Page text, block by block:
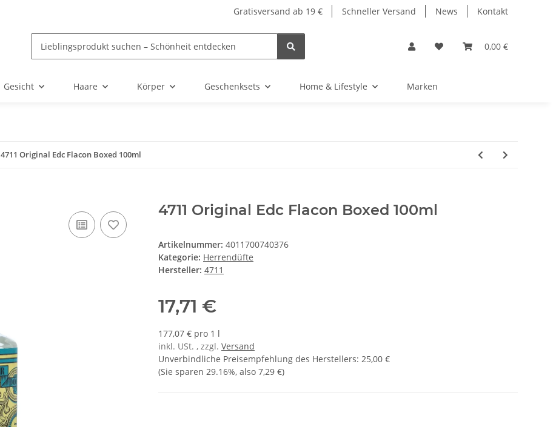
Gratisversand ab 19 € Schneller Versand News Kontakt
0,00 €
Gesicht Haare Körper Geschenksets Home & Lifestyle Marken
4711 Original Edc Flacon Boxed 100ml
4711 Original Edc Flacon Boxed 100ml
Artikelnummer: 4011700740376
Kategorie: Herrendüfte
Hersteller: 4711
17,71 €
177,07 € pro 1 l
inkl. USt. , zzgl. Versand
Unverbindliche Preisempfehlung des Herstellers: 25,00 €
(Sie sparen 29.16%, also 7,29 €)